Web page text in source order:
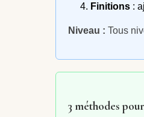
Finitions :
Niveau : Tous
3 méthodes